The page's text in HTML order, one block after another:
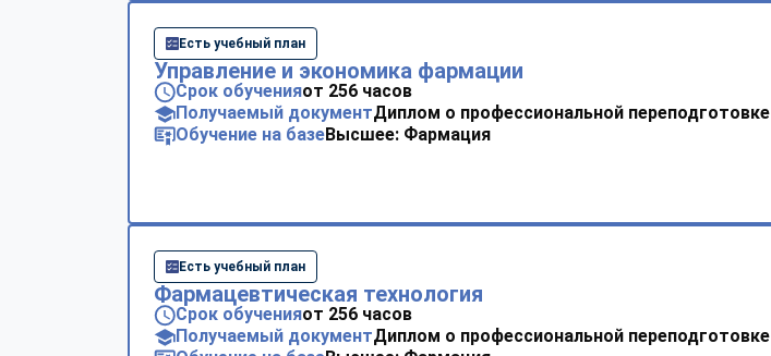
Есть учебный план
Управление и экономика фармации
Срок обученияот 256 часов
Получаемый документДиплом о профессиональной переподготовке
Обучение на базеВысшее: Фармация
Есть учебный план
Фармацевтическая технология
Срок обученияот 256 часов
Получаемый документДиплом о профессиональной переподготовке